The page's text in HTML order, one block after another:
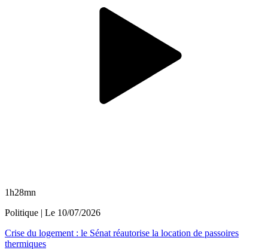
1h28mn
Politique | Le 10/07/2026
Crise du logement : le Sénat réautorise la location de passoires
thermiques